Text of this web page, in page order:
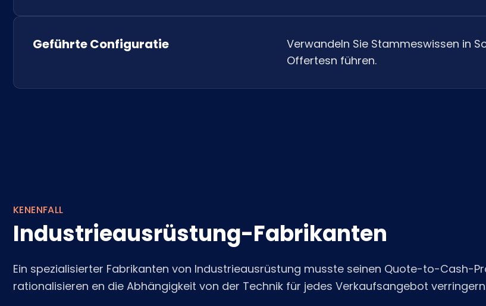
Geführte Configuratie
Verwandeln Sie Stammeswissen in
Offertesn führen.
KENENFALL
Industrieausrüstung-Fabrikanten
Ein spezialisierter Fabrikanten von Industrieausrüstung musste seinen Quote-to-Cash-
rationalisieren en die Abhängigkeit von der Technik für jedes Verkaufsangebot